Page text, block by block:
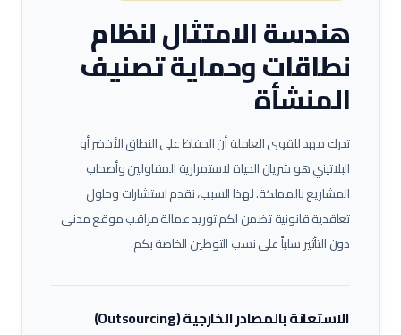
هندسة الامتثال لنظام
نطاقات وحماية تصنيف
المنشأة
تدرك مهد للقوى العاملة أن الحفاظ على النطاق الأخضر أو
البلاتيني هو شريان الحياة لاستمرارية المقاولين وأصحاب
المشاريع بالمملكة. لهذا السبب، نقدم استشارات وحلول
تعاقدية قانونية تضمن لكم توريد عمالةمراقب موقع مدني
دون التأثير سلباً على نسب التوطين الخاصة بكم.
الاستعانة بالمصادر الخارجية (Outsourcing)